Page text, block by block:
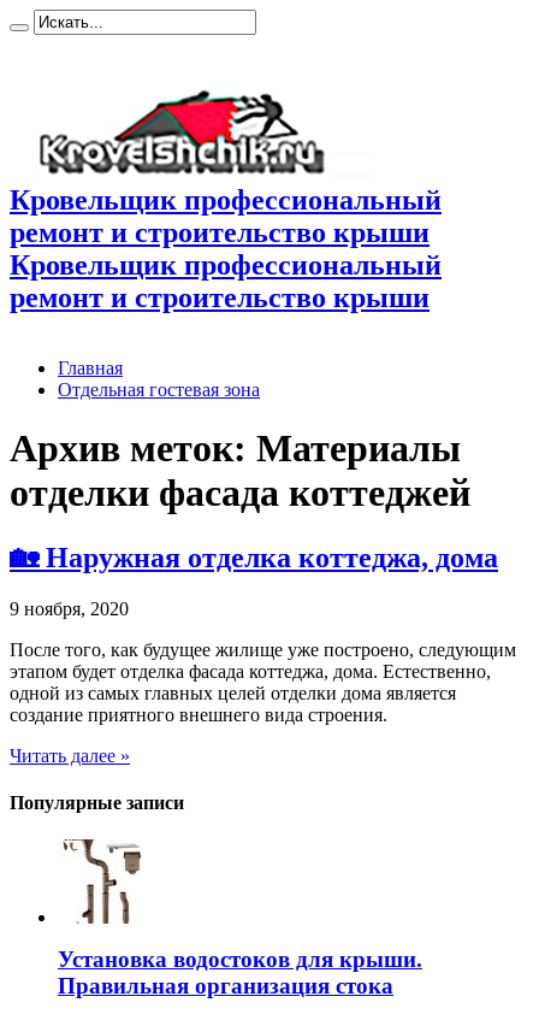
Кровельщик профессиональный
ремонт и строительство крыши
Кровельщик профессиональный
ремонт и строительство крыши
Главная
Отдельная гостевая зона
Архив меток: Материалы
отделки фасада коттеджей
🏡 Наружная отделка коттеджа, дома
9 ноября, 2020
После того, как будущее жилище уже построено, следующим
этапом будет отделка фасада коттеджа, дома. Естественно,
одной из самых главных целей отделки дома является
создание приятного внешнего вида строения.
Читать далее »
Популярные записи
Установка водостоков для крыши.
Правильная организация стока